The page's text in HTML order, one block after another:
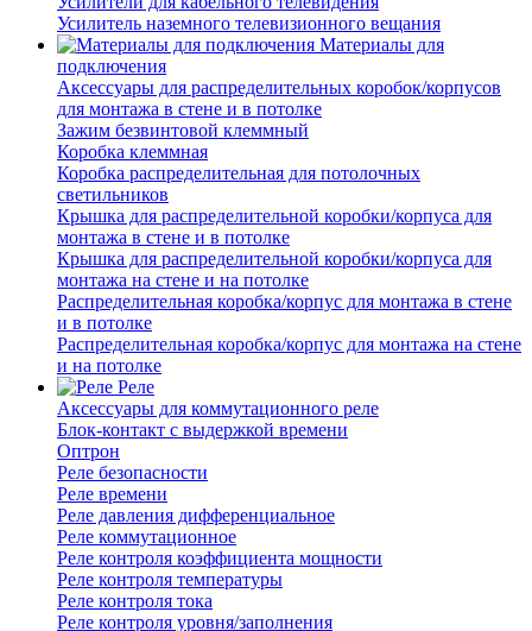
Усилитель наземного телевизионного вещания
Материалы для
подключения
Аксессуары для распределительных коробок/корпусов
для монтажа в стене и в потолке
Зажим безвинтовой клеммный
Коробка клеммная
Коробка распределительная для потолочных
светильников
Крышка для распределительной коробки/корпуса для
монтажа в стене и в потолке
Крышка для распределительной коробки/корпуса для
монтажа на стене и на потолке
Распределительная коробка/корпус для монтажа в стене
и в потолке
Распределительная коробка/корпус для монтажа на стене
и на потолке
Реле
Аксессуары для коммутационного реле
Блок-контакт с выдержкой времени
Оптрон
Реле безопасности
Реле времени
Реле давления дифференциальное
Реле коммутационное
Реле контроля коэффициента мощности
Реле контроля температуры
Реле контроля тока
Реле контроля уровня/заполнения